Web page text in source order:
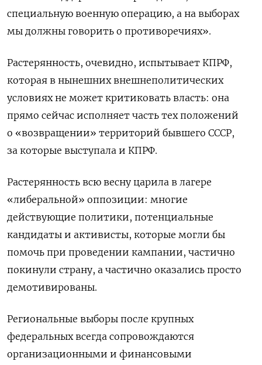
специальную военную операцию, а на выборах
мы должны говорить о противоречиях».
Растерянность, очевидно, испытывает КПРФ,
которая в нынешних внешнеполитических
условиях не может критиковать власть: она
прямо сейчас исполняет часть тех положений
о «возвращении» территорий бывшего СССР,
за которые выступала и КПРФ.
Растерянность всю весну царила в лагере
«либеральной» оппозиции: многие
действующие политики, потенциальные
кандидаты и активисты, которые могли бы
помочь при проведении кампании, частично
покинули страну, а частично оказались просто
демотивированы.
Региональные выборы после крупных
федеральных всегда сопровождаются
организационными и финансовыми